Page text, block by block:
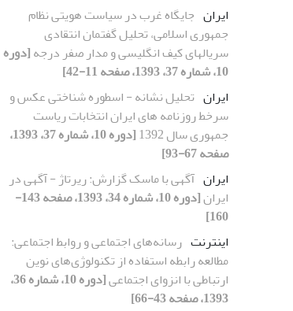
ایران جایگاه غرب در سیاست هویتی نظام
جمهوری اسلامی، تحلیل گفتمان انتقادی
سریالهای کیف انگلیسی و مدار صفر درجه[دوره
10، شماره 37، 1393، صفحه 11-42]
ایران تحلیل نشانه - اسطوره شناختی عکس و
سرخط روزنامه های ایران انتخابات ریاست
جمهوری سال 1392
[دوره 10، شماره 37، 1393،
صفحه 67-93]
ایران آگهی با ماسک گزارش: ریرتاژ - آگهی در
ایران
[دوره 10، شماره 34، 1393، صفحه 143-
160]
اینترنت رسانه‌های اجتماعی و روابط اجتماعی:
مطالعه رابطه استفاده از تکنولوژی‌های نوین
ارتباطی با انزوای اجتماعی
[دوره 10، شماره 36،
1393، صفحه 43-66]